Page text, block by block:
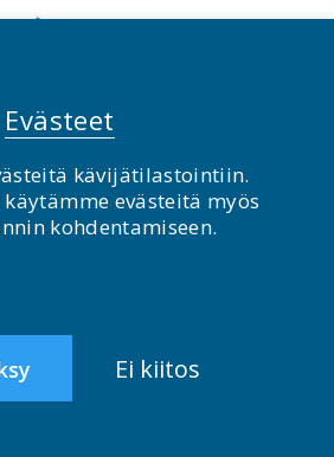
Suomi ry 2026
Evästeet
kävijätilastointiin.
käytämme evästeitä myös
kohdentamiseen.
Ei kiitos